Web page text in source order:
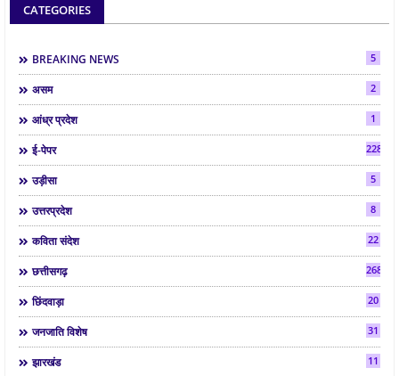
CATEGORIES
BREAKING NEWS 5
असम 2
आंध्र प्रदेश 1
ई-पेपर 2286
उड़ीसा 5
उत्तरप्रदेश 8
कविता संदेश 22
छत्तीसगढ़ 268
छिंदवाड़ा 20
जनजाति विशेष 31
झारखंड 11